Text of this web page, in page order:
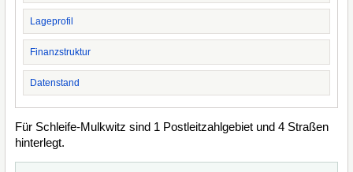
Lageprofil
Finanzstruktur
Datenstand
Für Schleife-Mulkwitz sind 1 Postleitzahlgebiet und 4 Straßen
hinterlegt.